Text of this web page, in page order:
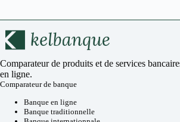
Comparateur de produits et de services
en ligne.
Comparateur de banque
Banque en ligne
Banque traditionnelle